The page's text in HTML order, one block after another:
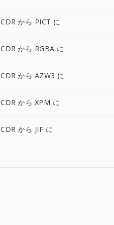
CDR から PICT に
CDR から RGBA に
CDR から AZW3 に
CDR から XPM に
CDR から JIF に